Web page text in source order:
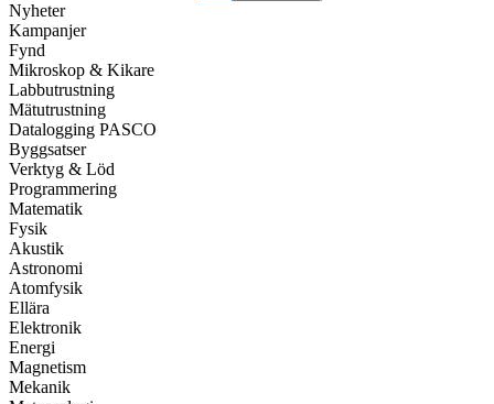
Nyheter
Kampanjer
Fynd
Mikroskop & Kikare
Labbutrustning
Mätutrustning
Datalogging PASCO
Byggsatser
Verktyg & Löd
Programmering
Matematik
Fysik
Akustik
Astronomi
Atomfysik
Ellära
Elektronik
Energi
Magnetism
Mekanik